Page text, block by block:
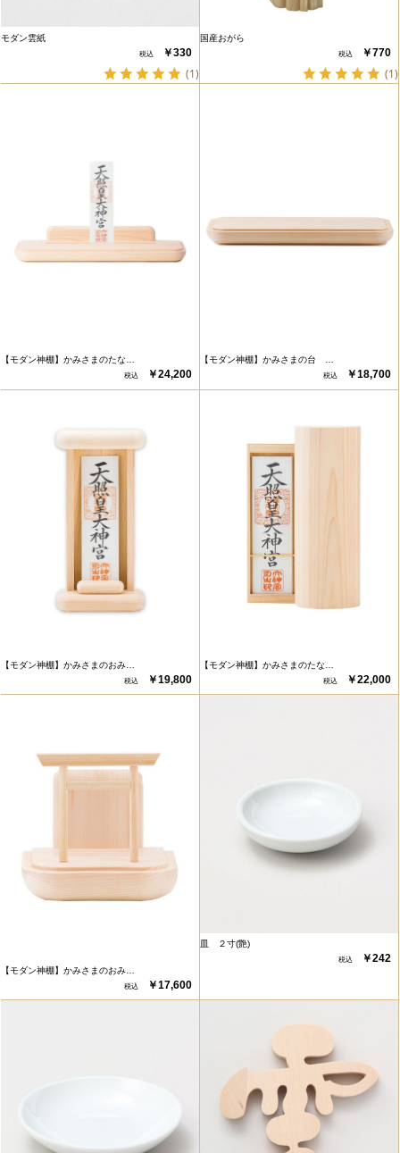
モダン雲紙
￥330
(1)
国産おがら
￥770
(1)
【モダン神棚】かみさまのたな…
￥24,200
【モダン神棚】かみさまの台 …
￥18,700
【モダン神棚】かみさまのおみ…
￥19,800
【モダン神棚】かみさまのたな…
￥22,000
【モダン神棚】かみさまのおみ…
￥17,600
皿 ２寸(艶)
￥242